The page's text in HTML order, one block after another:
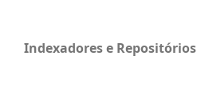
Indexadores e Repositórios